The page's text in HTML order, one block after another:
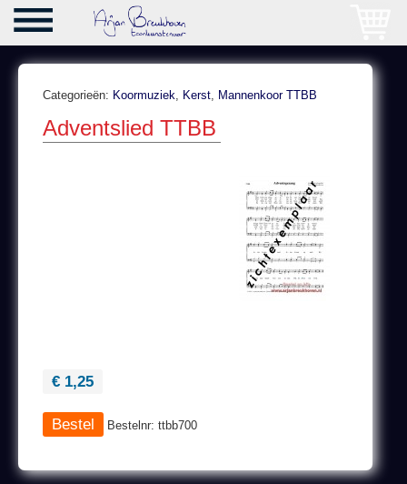
Categorieën: Koormuziek, Kerst, Mannenkoor TTBB
Adventslied TTBB
€ 1,25
Bestelnr: ttbb700